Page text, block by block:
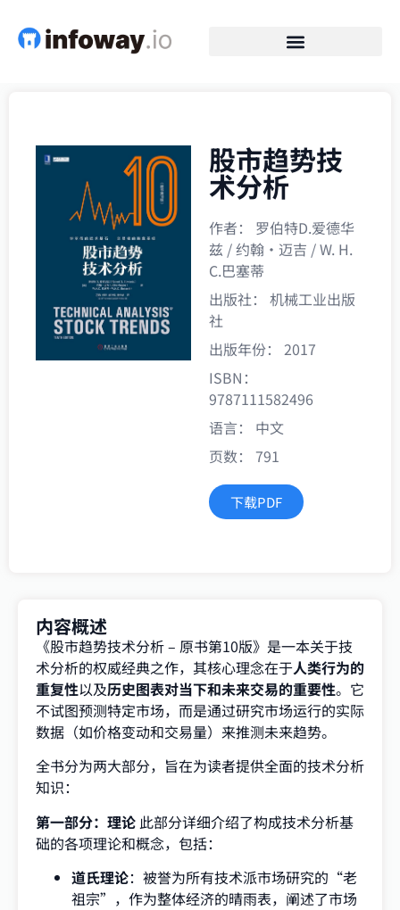
股市趋势技
术分析
作者： 罗伯特D.爱德华
兹 / 约翰·迈吉 / W. H.
C.巴塞蒂
出版社： 机械工业出版
社
出版年份： 2017
ISBN：
9787111582496
语言： 中文
页数： 791
下载PDF
内容概述
《股市趋势技术分析 – 原书第10版》是一本关于技
术分析的权威经典之作，其核心理念在于人类行为的
重复性以及历史图表对当下和未来交易的重要性。它
不试图预测特定市场，而是通过研究市场运行的实际
数据（如价格变动和交易量）来推测未来趋势。
全书分为两大部分，旨在为读者提供全面的技术分析
知识：
第一部分：理论 此部分详细介绍了构成技术分析基
础的各项理论和概念，包括：
道氏理论：被誉为所有技术派市场研究的“老
祖宗”，作为整体经济的晴雨表，阐述了市场